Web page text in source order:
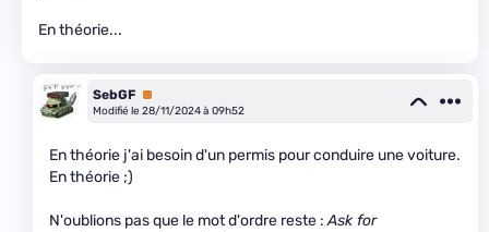
En théorie...
SebGF Premium
Modifié le 28/11/2024 à 09h52
En théorie j'ai besoin d'un permis pour conduire une voiture.
En théorie ;)
N'oublions pas que le mot d'ordre reste :Ask for